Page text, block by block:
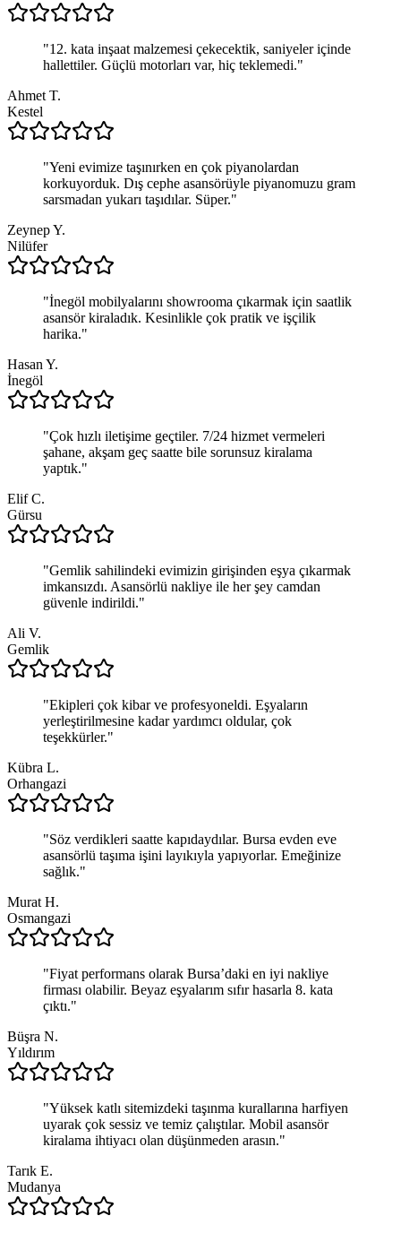
"12. kata inşaat malzemesi çekecektik, saniyeler içinde
hallettiler. Güçlü motorları var, hiç teklemedi."
Ahmet T.
Kestel
"Yeni evimize taşınırken en çok piyanolardan
korkuyorduk. Dış cephe asansörüyle piyanomuzu gram
sarsmadan yukarı taşıdılar. Süper."
Zeynep Y.
Nilüfer
"İnegöl mobilyalarını showrooma çıkarmak için saatlik
asansör kiraladık. Kesinlikle çok pratik ve işçilik
harika."
Hasan Y.
İnegöl
"Çok hızlı iletişime geçtiler. 7/24 hizmet vermeleri
şahane, akşam geç saatte bile sorunsuz kiralama
yaptık."
Elif C.
Gürsu
"Gemlik sahilindeki evimizin girişinden eşya çıkarmak
imkansızdı. Asansörlü nakliye ile her şey camdan
güvenle indirildi."
Ali V.
Gemlik
"Ekipleri çok kibar ve profesyoneldi. Eşyaların
yerleştirilmesine kadar yardımcı oldular, çok
teşekkürler."
Kübra L.
Orhangazi
"Söz verdikleri saatte kapıdaydılar. Bursa evden eve
asansörlü taşıma işini layıkıyla yapıyorlar. Emeğinize
sağlık."
Murat H.
Osmangazi
"Fiyat performans olarak Bursa’daki en iyi nakliye
firması olabilir. Beyaz eşyalarım sıfır hasarla 8. kata
çıktı."
Büşra N.
Yıldırım
"Yüksek katlı sitemizdeki taşınma kurallarına harfiyen
uyarak çok sessiz ve temiz çalıştılar. Mobil asansör
kiralama ihtiyacı olan düşünmeden arasın."
Tarık E.
Mudanya